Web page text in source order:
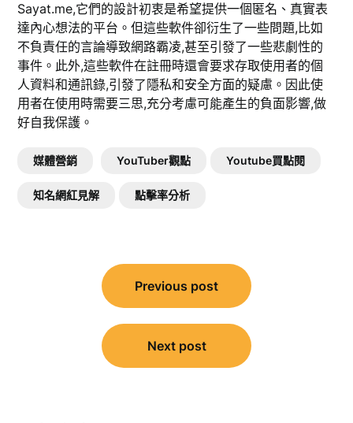
Sayat.me,它們的設計初衷是希望提供一個匿名、真實表
達內心想法的平台。但這些軟件卻衍生了一些問題,比如
不負責任的言論導致網路霸凌,甚至引發了一些悲劇性的
事件。此外,這些軟件在註冊時還會要求存取使用者的個
人資料和通訊錄,引發了隱私和安全方面的疑慮。因此使
用者在使用時需要三思,充分考慮可能產生的負面影響,做
好自我保護。
媒體營銷 YouTuber觀點 Youtube買點閱
知名網紅見解 點擊率分析
Previous post
Next post